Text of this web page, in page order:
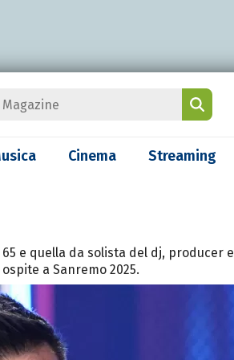
Cinema Streaming
e quella da solista del dj, producer e
a Sanremo 2025.